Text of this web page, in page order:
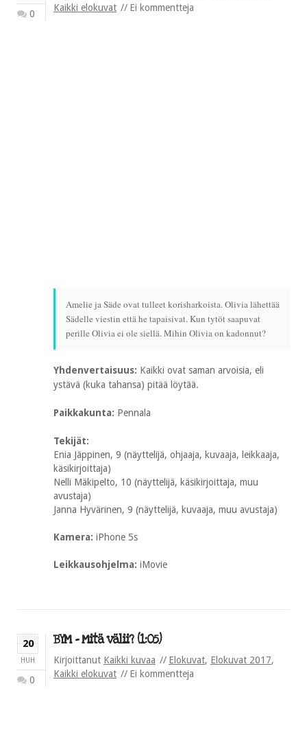
0
Kaikki elokuvat
Ei kommentteja
Amelie ja Säde ovat tulleet korisharkoista. Olivia lähettää
Sädelle viestin että he tapaisivat. Kun tytöt saapuvat
perille Olivia ei ole siellä. Mihin Olivia on kadonnut?
Yhdenvertaisuus: Kaikki ovat saman arvoisia, eli
ystävä (kuka tahansa) pitää löytää.
Paikkakunta: Pennala
Tekijät:
Enia Jäppinen, 9 (näyttelijä, ohjaaja, kuvaaja, leikkaaja,
käsikirjoittaja)
Nelli Mäkipelto, 10 (näyttelijä, käsikirjoittaja, muu
avustaja)
Janna Hyvärinen, 9 (näyttelijä, kuvaaja, muu avustaja)
Kamera: iPhone 5s
Leikkausohjelma: iMovie
20
HUH
0
BYM – Mitä välii? (1:05)
Kirjoittanut Kaikki kuvaa Elokuvat, Elokuvat 2017,
Kaikki elokuvat
Ei kommentteja